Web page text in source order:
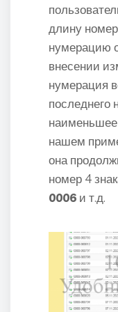
длину
нумерацию
внесении
нумерация
последнего
наименьшее
нашем
она
номер 4
0006 и т.д.